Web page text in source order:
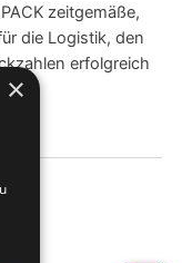
zeitgemäße,
die Logistik, den
erfolgreich
×